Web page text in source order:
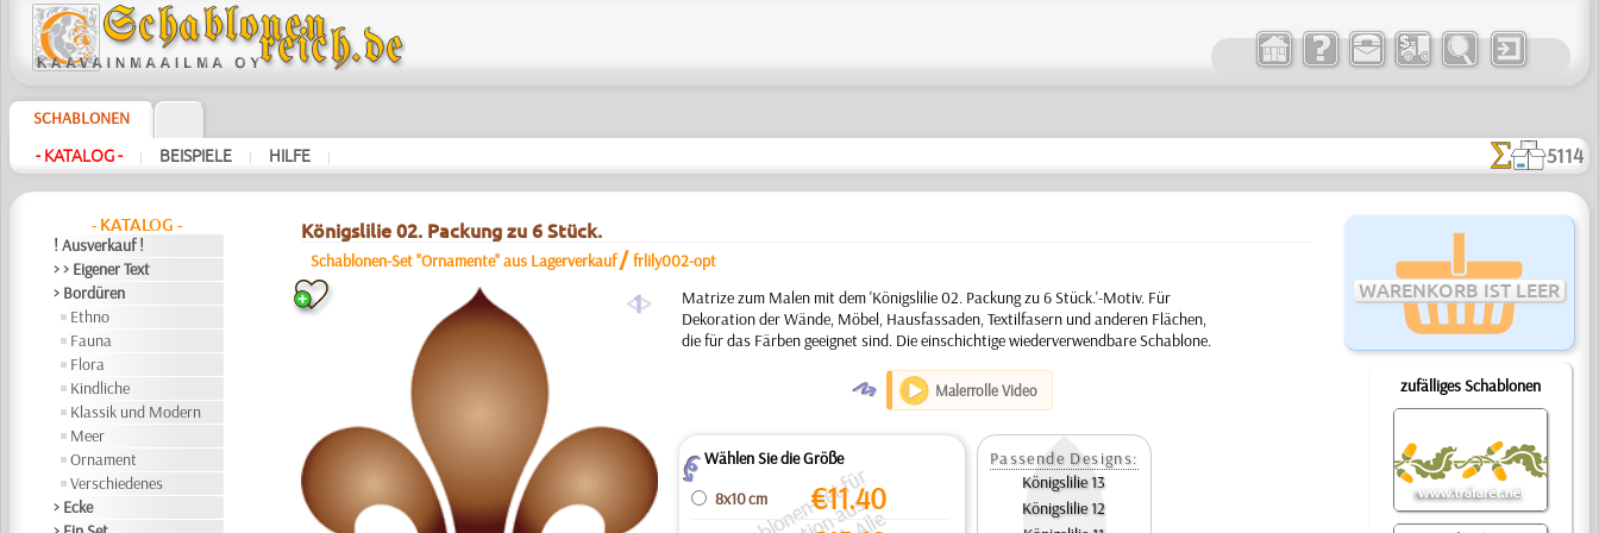
SCHABLONEN
- KATALOG - | BEISPIELE | HILFE | 5114
- KATALOG -
! Ausverkauf !
> > Eigener Text
> Bordüren
Ethno
Fauna
Flora
Kindliche
Klassik und Modern
Meer
Ornament
Verschiedenes
> Ecke
WARENKORB IST LEER
zufälliges Schablonen
Königslilie 02. Packung zu 6 Stück.
Schablonen-Set "Ornamente" aus Lagerverkauf /frlily002-opt
a
Matrize zum Malen mit dem 'Königslilie 02. Packung zu 6 Stück.'-Motiv. Für
Dekoration der Wände, Möbel, Hausfassaden, Textilfasern und anderen Flächen,
die für das Färben geeignet sind. Die einschichtige wiederverwendbare Schablone.
O Malerrolle Video
ZWählen Sie die Größe
8x10 cm €11.40
Passende Designs:
Königslilie 13
Königslilie 12